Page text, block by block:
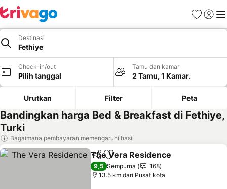
FavoritLogin
Destinasi
Fethiye
Check-in/out
Pilih tanggal
Tamu dan kamar
2 Tamu, 1 Kamar.
Urutkan Filter Peta
Bandingkan harga Bed & Breakfast di Fethiye,
Turki
Bagaimana pembayaran memengaruhi hasil
BagikanTambahkan ke favorit
The Vera Residence
9,5 Sempurna
168
13.5 km dari Pusat kota